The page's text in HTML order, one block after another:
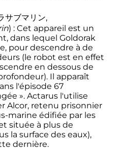
サブマリン,
) : Cet appareil est un
dans lequel Goldorak
pour descendre à de
(le robot est en effet
en dessous de
Il apparaît
l'épisode 67
». Actarus l'utilise
Alcor, retenu prisonnier
marine édifiée par les
située à plus de
la surface des eaux),
dernière.